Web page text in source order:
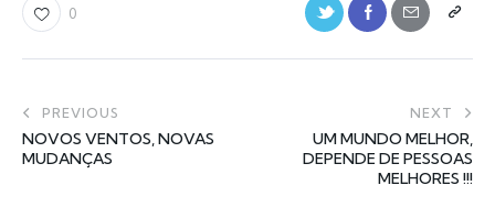
0
PREVIOUS
NOVOS VENTOS, NOVAS
MUDANÇAS
NEXT
UM MUNDO MELHOR,
DEPENDE DE PESSOAS
MELHORES !!!